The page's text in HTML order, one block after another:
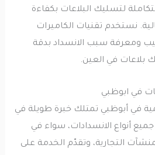
لتسليك البلاعات بكفاءة
نستخدم تقنيات الكاميرات
سبب الانسداد بدقة
في العين.
ابوظبي
أبوظبي تمتلك خبرة طويلة في
أنواع الانسدادات، سواء في
التجارية، وتقدّم الخدمة على